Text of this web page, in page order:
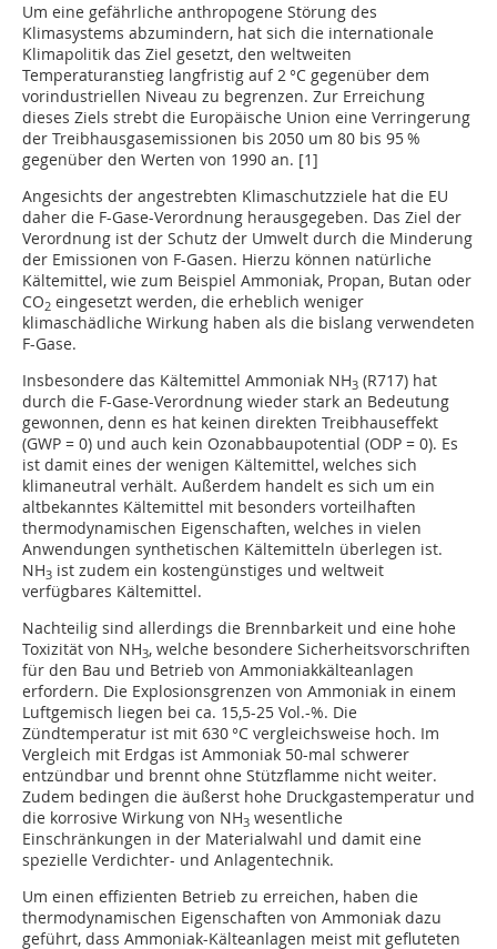
Um eine gefährliche anthropogene Störung des
Klimasystems abzumindern, hat sich die internationale
Klimapolitik das Ziel gesetzt, den weltweiten
Temperaturanstieg langfristig auf 2 °C gegenüber dem
vorindustriellen Niveau zu begrenzen. Zur Erreichung
dieses Ziels strebt die Europäische Union eine Verringerung
der Treibhausgasemissionen bis 2050 um 80 bis 95 %
gegenüber den Werten von 1990 an. [1]
Angesichts der angestrebten Klimaschutzziele hat die EU
daher die F-Gase-Verordnung herausgegeben. Das Ziel der
Verordnung ist der Schutz der Umwelt durch die Minderung
der Emissionen von F-Gasen. Hierzu können natürliche
Kältemittel, wie zum Beispiel Ammoniak, Propan, Butan oder
CO2 eingesetzt werden, die erheblich weniger
klimaschädliche Wirkung haben als die bislang verwendeten
F-Gase.
Insbesondere das Kältemittel Ammoniak NH3 (R717) hat
durch die F-Gase-Verordnung wieder stark an Bedeutung
gewonnen, denn es hat keinen direkten Treibhauseffekt
(GWP = 0) und auch kein Ozonabbaupotential (ODP = 0). Es
ist damit eines der wenigen Kältemittel, welches sich
klimaneutral verhält. Außerdem handelt es sich um ein
altbekanntes Kältemittel mit besonders vorteilhaften
thermodynamischen Eigenschaften, welches in vielen
Anwendungen synthetischen Kältemitteln überlegen ist.
NH3 ist zudem ein kostengünstiges und weltweit
verfügbares Kältemittel.
Nachteilig sind allerdings die Brennbarkeit und eine hohe
Toxizität von NH3, welche besondere Sicherheitsvorschriften
für den Bau und Betrieb von Ammoniakkälteanlagen
erfordern. Die Explosionsgrenzen von Ammoniak in einem
Luftgemisch liegen bei ca. 15,5-25 Vol.-%. Die
Zündtemperatur ist mit 630 °C vergleichsweise hoch. Im
Vergleich mit Erdgas ist Ammoniak 50-mal schwerer
entzündbar und brennt ohne Stützflamme nicht weiter.
Zudem bedingen die äußerst hohe Druckgastemperatur und
die korrosive Wirkung von NH3 wesentliche
Einschränkungen in der Materialwahl und damit eine
spezielle Verdichter- und Anlagentechnik.
Um einen effizienten Betrieb zu erreichen, haben die
thermodynamischen Eigenschaften von Ammoniak dazu
geführt, dass Ammoniak-Kälteanlagen meist mit gefluteten